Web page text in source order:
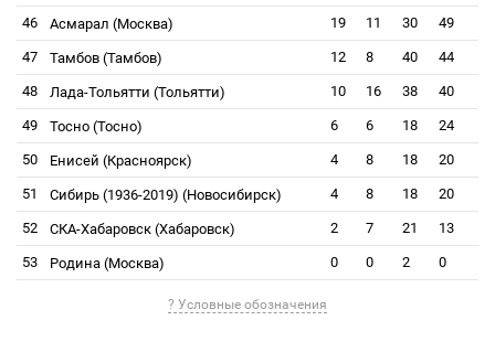
46 Асмарал (Москва) 19 11 30 49
47 Тамбов (Тамбов) 12 8 40 44
48 Лада-Тольятти (Тольятти) 10 16 38 40
49 Тосно (Тосно) 6 6 18 24
50 Енисей (Красноярск) 4 8 18 20
51 Сибирь (1936-2019) (Новосибирск) 4 8 18 20
52 СКА-Хабаровск (Хабаровск) 2 7 21 13
53 Родина (Москва) 0 0 2 0
? Условные обозначения